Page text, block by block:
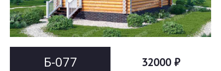
Б-077 32000 ₽
Согласен на обработку персональных данных
Согласен на обработку персональных данных
This site is protected by reCAPTCHA and the GooglePrivacy PolicyandTerms of Service
apply.